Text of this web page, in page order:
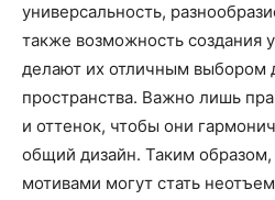
универсальность,
также возможность создания
делают их отличным выбором
пространства. Важно лишь
и оттенок, чтобы они
общий дизайн. Таким
мотивами могут стать